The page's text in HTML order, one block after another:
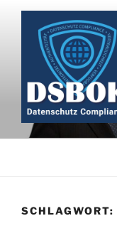
Zum
springen
SCHLAGWORT: